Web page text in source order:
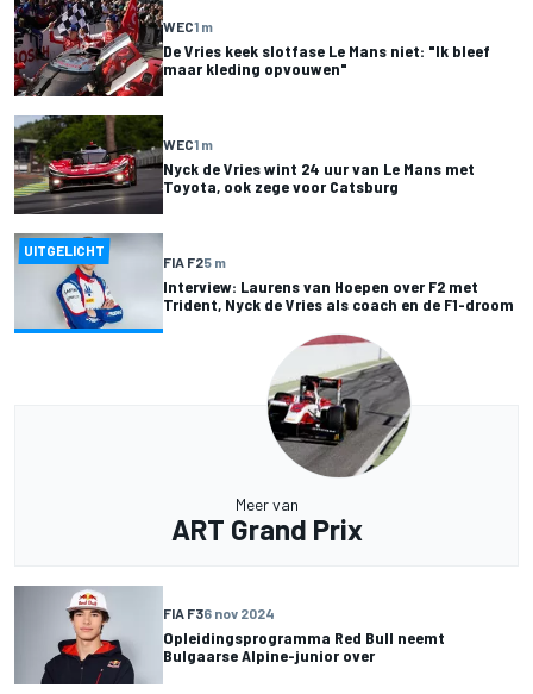
WEC1 m
De Vries keek slotfase Le Mans niet: "Ik bleef
maar kleding opvouwen"
WEC1 m
Nyck de Vries wint 24 uur van Le Mans met
Toyota, ook zege voor Catsburg
UITGELICHT
FIA F25 m
Interview: Laurens van Hoepen over F2 met
Trident, Nyck de Vries als coach en de F1-droom
Meer van
ART Grand Prix
FIA F36 nov 2024
Opleidingsprogramma Red Bull neemt
Bulgaarse Alpine-junior over